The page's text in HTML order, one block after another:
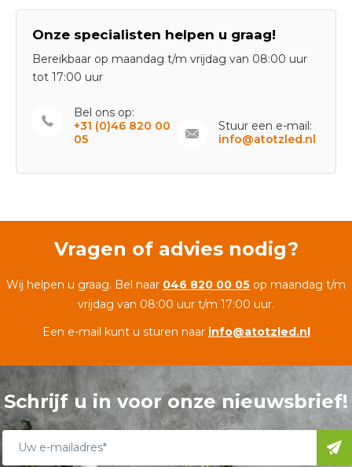
Onze specialisten helpen u graag!
Bereikbaar op maandag t/m vrijdag van 08:00 uur
tot 17:00 uur
Bel ons op:
+31 (0)46 820 00
05
Stuur een e-mail:
info@atotzled.nl
Vragen of advies nodig?
Wij helpen u graag. Bel naar 046 820 00 05 op maandag t/m
vrijdag van 08:00 uur t/m 17:00 uur.
Een e-mail kunt u sturen naar info@atotzled.nl
Schrijf u in voor onze nieuwsbrief!